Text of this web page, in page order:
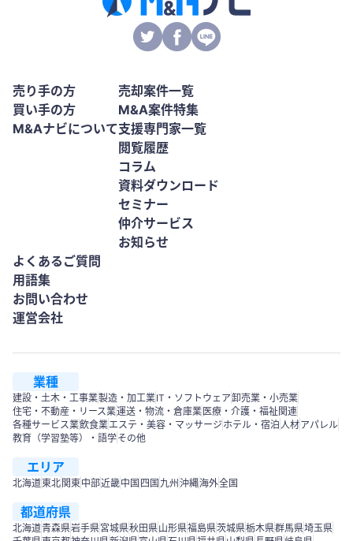
売り手の方
買い手の方
M&Aナビについて
売却案件一覧
M&A案件特集
支援専門家一覧
閲覧履歴
コラム
資料ダウンロード
セミナー
仲介サービス
お知らせ
よくあるご質問
用語集
お問い合わせ
運営会社
業種
建設・土木・工事業製造・加工業IT・ソフトウェア卸売業・小売業
住宅・不動産・リース業運送・物流・倉庫業 医療・介護・福祉関連
各種サービス業飲食業エステ・美容・マッサージ ホテル・宿泊 人材アパレル
教育（学習塾等）・語学その他
エリア
北海道東北 関東中部近畿中国 四国 九州 沖縄海外全国
都道府県
北海道青森県岩手県宮城県秋田県山形県福島県茨城県栃木県群馬県埼玉県